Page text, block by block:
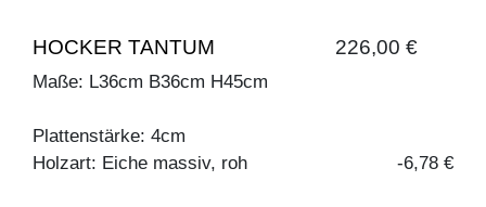
HOCKER TANTUM 226,00 €
Maße: L36cm B36cm H45cm
Plattenstärke: 4cm
Holzart: Eiche massiv, roh
-6,78 €